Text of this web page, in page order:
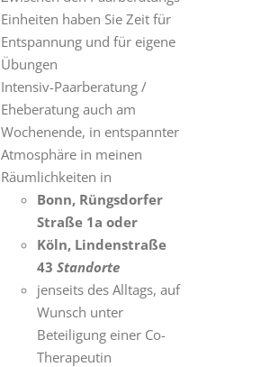
Einheiten haben Sie Zeit für
Entspannung und für eigene
Übungen
Intensiv-Paarberatung /
Eheberatung auch am
Wochenende, in entspannter
Atmosphäre in meinen
Räumlichkeiten in
Bonn, Rüngsdorfer
Straße 1a oder
Köln, Lindenstraße
43 Standorte
jenseits des Alltags, auf
Wunsch unter
Beteiligung einer Co-
Therapeutin